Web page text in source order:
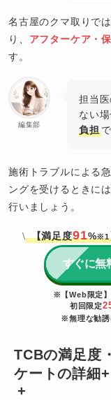
名古屋のクマ取りで
り、 アフターケア・
す。
編集部
担当
ない場
負担
施術トラブルによる
ングを受けるときには
行いましょう。
\ 【満足度91%※1
すぐに無
※【Web限定
初回限定
※無理な勧誘
TCBの満足度
ケートの詳細+
+